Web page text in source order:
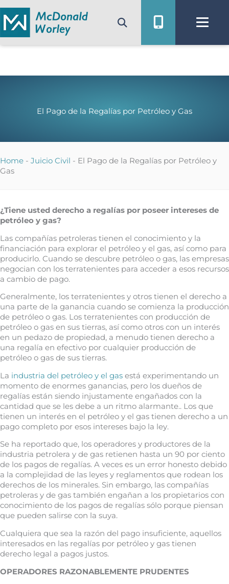
al
contenido
El Pago de la Regalías por Petróleo y Gas
Home - Juicio Civil - El Pago de la Regalías por Petróleo y
Gas
¿Tiene usted derecho a regalías por poseer intereses de
petróleo y gas?
Las compañías petroleras tienen el conocimiento y la
financiación para explorar el petróleo y el gas, así como para
producirlo. Cuando se descubre petróleo o gas, las empresas
negocian con los terratenientes para acceder a esos recursos
a cambio de pago.
Generalmente, los terratenientes y otros tienen el derecho a
una parte de la ganancia cuando se comienza la producción
de petróleo o gas. Los terratenientes con producción de
petróleo o gas en sus tierras, así como otros con un interés
en un pedazo de propiedad, a menudo tienen derecho a
una regalía en efectivo por cualquier producción de
petróleo o gas de sus tierras.
La industria del petróleo y el gas está experimentando un
momento de enormes ganancias, pero los dueños de
regalías están siendo injustamente engañados con la
cantidad que se les debe a un ritmo alarmante.. Los que
tienen un interés en el petróleo y el gas tienen derecho a un
pago completo por esos intereses bajo la ley.
Se ha reportado que, los operadores y productores de la
industria petrolera y de gas retienen hasta un 90 por ciento
de los pagos de regalías. A veces es un error honesto debido
a la complejidad de las leyes y reglamentos que rodean los
derechos de los minerales. Sin embargo, las compañías
petroleras y de gas también engañan a los propietarios con
conocimiento de los pagos de regalías sólo porque piensan
que pueden salirse con la suya.
Cualquiera que sea la razón del pago insuficiente, aquellos
interesados en las regalías por petróleo y gas tienen
derecho legal a pagos justos.
OPERADORES RAZONABLEMENTE PRUDENTES